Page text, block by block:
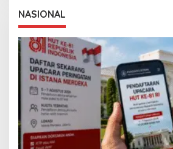
NASIONAL